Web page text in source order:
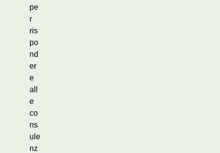
pe
r
ris
po
nd
er
e
all
e
co
ns
ule
nz